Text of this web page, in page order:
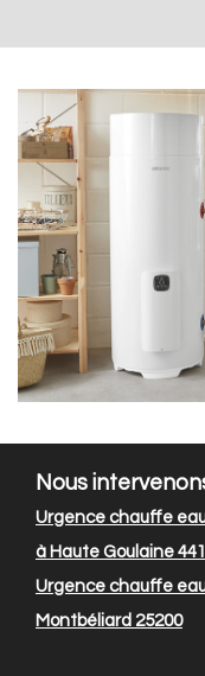
Nous
Urgence chauffe
à Haute Goulaine
Urgence chauffe
Montbéliard 25200